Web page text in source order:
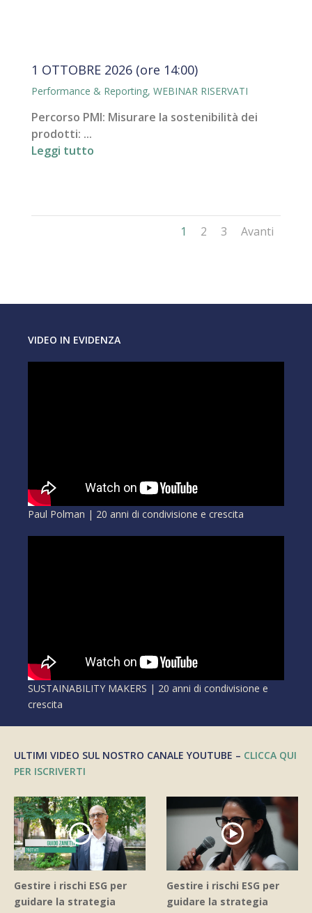
1 OTTOBRE 2026 (ore 14:00)
Performance & Reporting, WEBINAR RISERVATI
Percorso PMI: Misurare la sostenibilità dei
prodotti: ...
Leggi tutto
1 2 3 Avanti
VIDEO IN EVIDENZA
Paul Polman | 20 anni di condivisione e crescita
SUSTAINABILITY MAKERS | 20 anni di condivisione e
crescita
ULTIMI VIDEO SUL NOSTRO CANALE YOUTUBE – CLICCA QUI
PER ISCRIVERTI
Gestire i rischi ESG per
guidare la strategia
Gestire i rischi ESG per
guidare la strategia